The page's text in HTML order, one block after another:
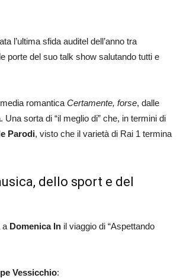
l’ultima sfida auditel dell’anno tra
porte del suo talk show salutando tutti e
romantica Certamente, forse, dalle
. Una sorta di “il meglio di” che, in termini di
Parodi, visto che il varietà di Rai 1 termina
dello sport e del
a Domenica In il viaggio di “Aspettando
Vessicchio: